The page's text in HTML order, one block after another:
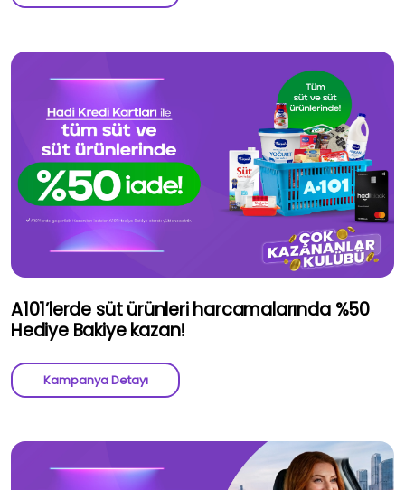
A101’lerde süt ürünleri harcamalarında %50
Hediye Bakiye kazan!
Kampanya Detayı